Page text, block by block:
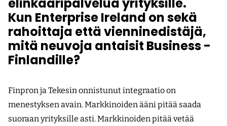
elinkaaripalvelua yrityksille.
Kun ­Enterprise Ireland on sekä
rahoittaja että viennin­edistäjä,
mitä neuvoja antaisit ­Business ­
Finlandille?
Finpron ja Tekesin onnistunut integraatio on
menestyksen avain. Markkinoiden ääni pitää saada
suoraan yrityksille asti. Markkinoiden pitää vetää